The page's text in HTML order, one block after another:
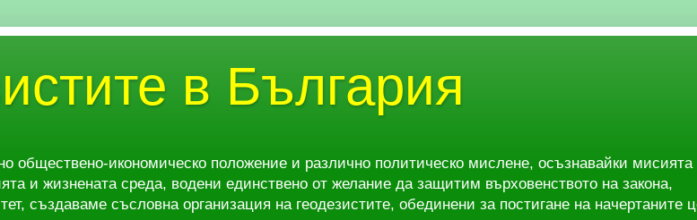
в България
обществено-икономическо положение и различно политическо мислене, осъзнавайки
и жизнената среда, водени единствено от желание да защитим върховенството на закона,
създаваме съсловна организация на геодезистите, обединени за постигане на начертаните